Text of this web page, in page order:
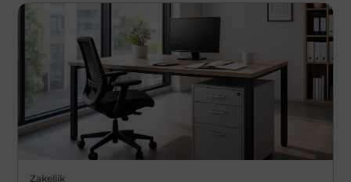
Zakelijk